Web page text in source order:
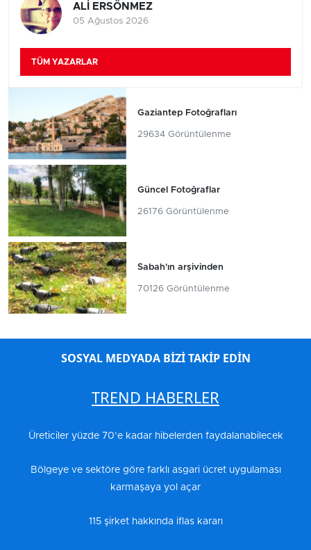
ALİ ERSÖNMEZ
05 Ağustos 2026
TÜM YAZARLAR
Gaziantep Fotoğrafları
29634 Görüntülenme
Güncel Fotoğraflar
26176 Görüntülenme
Sabah'ın arşivinden
70126 Görüntülenme
SOSYAL MEDYADA BİZİ TAKİP EDİN
TREND HABERLER
Üreticiler yüzde 70’e kadar hibelerden faydalanabilecek
Bölgeye ve sektöre göre farklı asgari ücret uygulaması
karmaşaya yol açar
115 şirket hakkında iflas kararı